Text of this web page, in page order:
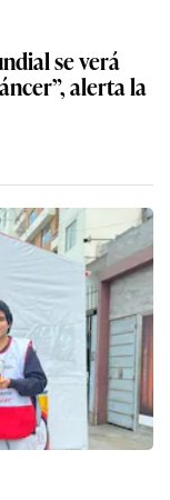
se verá
alerta la